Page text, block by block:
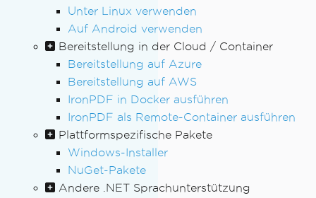
Unter Linux verwenden
Auf Android verwenden
Bereitstellung in der Cloud / Container
Bereitstellung auf Azure
Bereitstellung auf AWS
IronPDF in Docker ausführen
IronPDF als Remote-Container ausführen
Plattformspezifische Pakete
Windows-Installer
NuGet-Pakete
Andere .NET Sprachunterstützung